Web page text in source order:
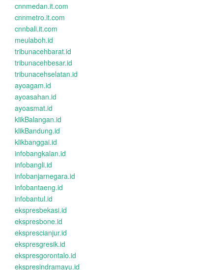
cnnmedan.it.com
cnnmetro.it.com
cnnbali.it.com
meulaboh.id
tribunacehbarat.id
tribunacehbesar.id
tribunacehselatan.id
ayoagam.id
ayoasahan.id
ayoasmat.id
klikBalangan.id
klikBandung.id
klikbanggai.id
infobangkalan.id
infobangli.id
infobanjarnegara.id
infobantaeng.id
infobantul.id
ekspresbekasi.id
ekspresbone.id
eksprescianjur.id
ekspresgresik.id
ekspresgorontalo.id
ekspresindramayu.id